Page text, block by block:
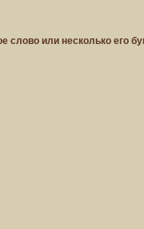
слово или несколько его